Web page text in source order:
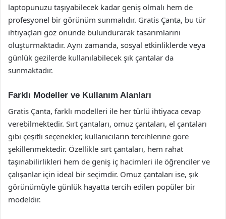
laptopunuzu taşıyabilecek kadar geniş olmalı hem de
profesyonel bir görünüm sunmalıdır. Gratis Çanta, bu tür
ihtiyaçları göz önünde bulundurarak tasarımlarını
oluşturmaktadır. Aynı zamanda, sosyal etkinliklerde veya
günlük gezilerde kullanılabilecek şık çantalar da
sunmaktadır.
Farklı Modeller ve Kullanım Alanları
Gratis Çanta, farklı modelleri ile her türlü ihtiyaca cevap
verebilmektedir. Sırt çantaları, omuz çantaları, el çantaları
gibi çeşitli seçenekler, kullanıcıların tercihlerine göre
şekillenmektedir. Özellikle sırt çantaları, hem rahat
taşınabilirlikleri hem de geniş iç hacimleri ile öğrenciler ve
çalışanlar için ideal bir seçimdir. Omuz çantaları ise, şık
görünümüyle günlük hayatta tercih edilen popüler bir
modeldir.